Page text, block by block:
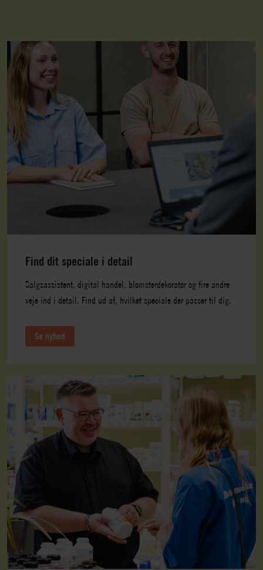
Find dit speciale i detail
Salgsassistent, digital handel, blomsterdekoratør og fire andre
veje ind i detail. Find ud af, hvilket speciale der passer til dig.
Se nyhed